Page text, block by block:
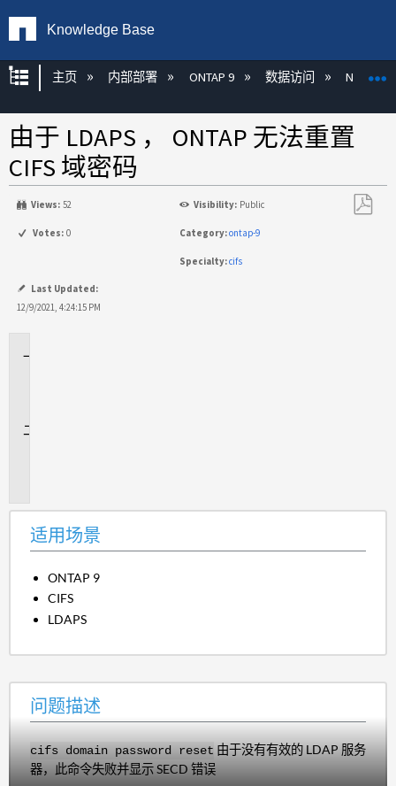
Knowledge Base
扩展/隐缩全局层次
主页 内部部署 ONTAP 9 数据访问 NAS
由于 LDAPS ， ONTAP 无法重置
CIFS 域密码
Views: 52 Visibility: Public
Votes: 0 Category:ontap-9
Specialty:cifs
Last Updated:
12/9/2021, 4:24:15 PM
适用场景
ONTAP 9
CIFS
LDAPS
问题描述
cifs domain password reset 由于没有有效的 LDAP 服务
器，此命令失败并显示 SECD 错误